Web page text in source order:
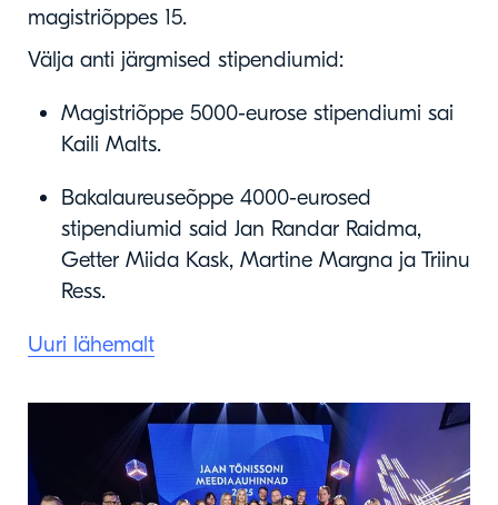
magistriõppes 15.
Välja anti järgmised stipendiumid:
Magistriõppe 5000-eurose stipendiumi sai
Kaili Malts.
Bakalaureuseõppe 4000-eurosed
stipendiumid said Jan Randar Raidma,
Getter Miida Kask, Martine Margna ja Triinu
Ress.
Uuri lähemalt